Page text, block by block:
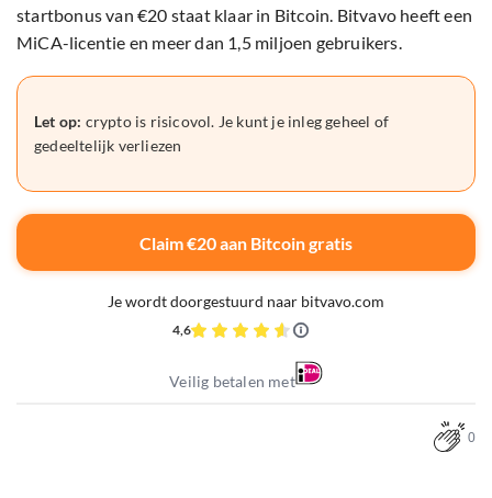
startbonus van €20 staat klaar in Bitcoin. Bitvavo heeft een
MiCA-licentie en meer dan 1,5 miljoen gebruikers.
Let op: crypto is risicovol. Je kunt je inleg geheel of
gedeeltelijk verliezen
Claim €20 aan Bitcoin gratis
Je wordt doorgestuurd naar bitvavo.com
4,6
Veilig betalen met
0